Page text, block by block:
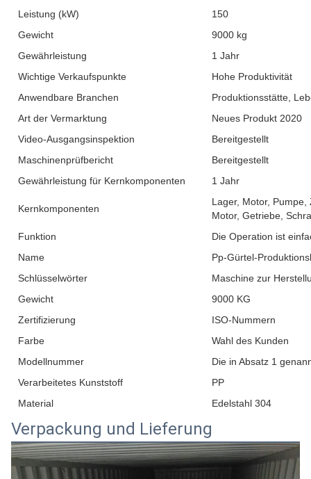
Leistung (kW)
150
Gewicht
9000 kg
Gewährleistung
1 Jahr
Wichtige Verkaufspunkte
Hohe Produktivität
Anwendbare Branchen
Produktionsstätte,
Art der Vermarktung
Neues Produkt 2020
Video-Ausgangsinspektion
Bereitgestellt
Maschinenprüfbericht
Bereitgestellt
Gewährleistung für Kernkomponenten
1 Jahr
Kernkomponenten
Lager, Motor,
Motor, Getriebe,
Funktion
Die Operation ist
Name
Pp-Gürtel-
Schlüsselwörter
Maschine zur
Gewicht
9000 KG
Zertifizierung
ISO-Nummern
Farbe
Wahl des Kunden
Modellnummer
Die in Absatz 1
Verarbeitetes Kunststoff
PP
Material
Edelstahl 304
Verpackung und Lieferung